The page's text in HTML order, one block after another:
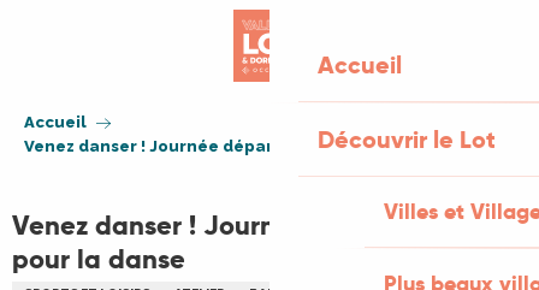
Accueil
Découvrir le Lot
Villes et
Plus beaux
Accueil
Venez danser ! Journée départementale pour la danse
Venez danser ! Journée départementale
pour la danse